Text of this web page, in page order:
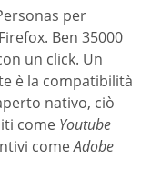
per
Ben 35000
un click. Un
è la compatibilità
nativo, ciò
come Youtube
comeAdobe